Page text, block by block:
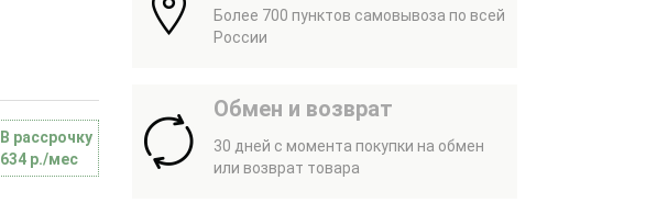
В рассрочку
634 р./мес
Более 700 пунктов самовывоза по всей
России
Обмен и возврат
30 дней с момента покупки на обмен
или возврат товара